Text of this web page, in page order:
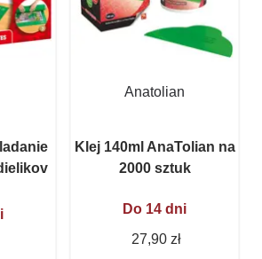
Anatolian
Klej 140ml AnaTolian na
2000 sztuk
Do 14 dni
27,90 zł